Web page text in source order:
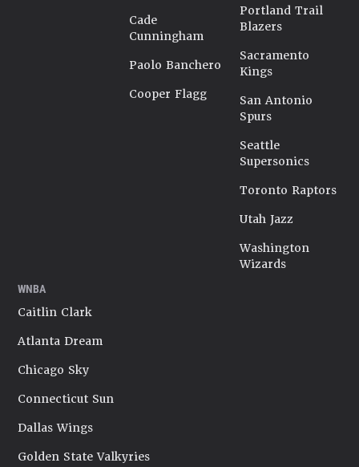
Cade
Cunningham
Paolo Banchero
Cooper Flagg
Portland Trail
Blazers
Sacramento
Kings
San Antonio
Spurs
Seattle
Supersonics
Toronto Raptors
Utah Jazz
Washington
Wizards
WNBA
Caitlin Clark
Atlanta Dream
Chicago Sky
Connecticut Sun
Dallas Wings
Golden State Valkyries